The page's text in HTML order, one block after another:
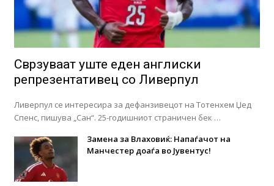
Сврзуваат уште еден англиски
репрезентативец со Ливерпул
Ливерпул се интересира за дефанзивецот на Тотенхем Џед
Спенс, пишува „Сан“. 25-годишниот страничен бек …
Замена за Влаховиќ: Напаѓачот на
Манчестер доаѓа во Јувентус!